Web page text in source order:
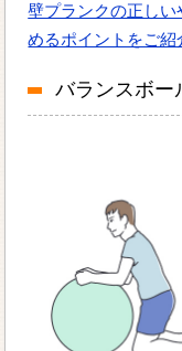
壁プランクの正し
めるポイントをご紹
バランスボー